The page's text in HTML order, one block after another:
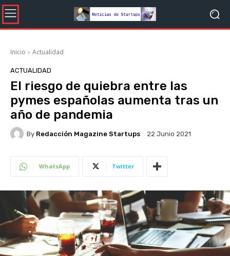
Inicio Actualidad
ACTUALIDAD
El riesgo de quiebra entre las
pymes españolas aumenta tras un
año de pandemia
By Redacción Magazine Startups 22 Junio 2021
WhatsApp Twitter